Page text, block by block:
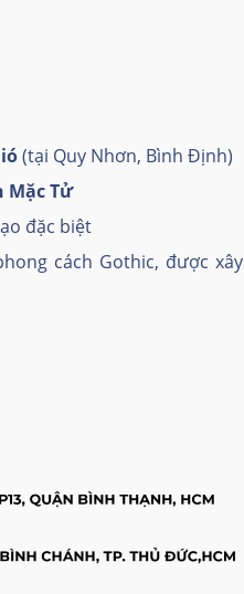
(tại Quy Nhơn, Bình Định)
Mặc Tử
đặc biệt
cách Gothic, được xây